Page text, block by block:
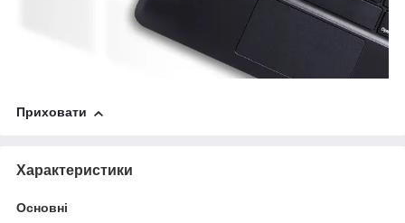
Приховати
Характеристики
Основні